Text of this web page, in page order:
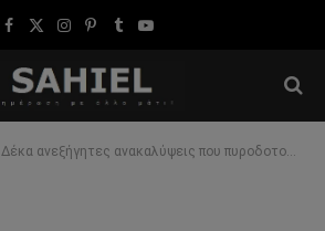
Facebook
X
Instagram
Pinterest
TumblrYouTube
Δέκα ανεξήγητες ανακαλύψεις που πυροδοτούν την ανθρώπινη φαντασία (Βίντεο)